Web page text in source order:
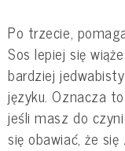
Po trzecie,
Sos lepiej się
bardziej
języku. Oznacza
jeśli masz do
się obawiać, że się